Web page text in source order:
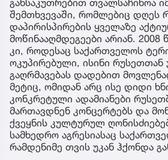
შემთხვევაში, რომლებიც დღეს
დაპირისპირების ყველაზე
მოწინააღმდეგეები არიან.
კი, როდესაც საქართველოს
ოკუპირებული, ისინი
გაღრმავებას დადებით
მეტიც, ომიდან არც ისე დიდი
კონკრეტული ადამიანები
მართავდნენ კონცერტებს და
ქვეყნის კულტურულ
სამხედრო აგრესიასაც
რამდენიმე თვის უკან ჰქონდა